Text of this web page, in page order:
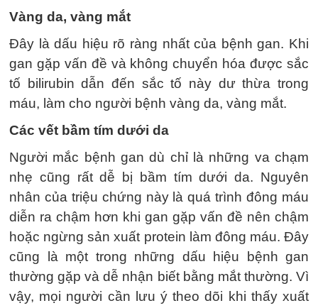
Vàng da, vàng mắt
Đây là dấu hiệu rõ ràng nhất của bệnh gan. Khi
gan gặp vấn đề và không chuyển hóa được sắc
tố bilirubin dẫn đến sắc tố này dư thừa trong
máu, làm cho người bệnh vàng da, vàng mắt.
Các vết bầm tím dưới da
Người mắc bệnh gan dù chỉ là những va chạm
nhẹ cũng rất dễ bị bầm tím dưới da. Nguyên
nhân của triệu chứng này là quá trình đông máu
diễn ra chậm hơn khi gan gặp vấn đề nên chậm
hoặc ngừng sản xuất protein làm đông máu. Đây
cũng là một trong những dấu hiệu bệnh gan
thường gặp và dễ nhận biết bằng mắt thường. Vì
vậy, mọi người cần lưu ý theo dõi khi thấy xuất